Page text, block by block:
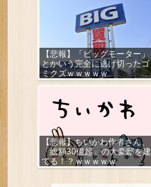
【悲報】「ビッグモーター」
とかいう完全に逃げ切ったゴ
ミクズｗｗｗｗｗ
【悲報】ちいかわ作者さん、
「総額30億超」の大豪邸を建
てる！？ｗｗｗｗｗ